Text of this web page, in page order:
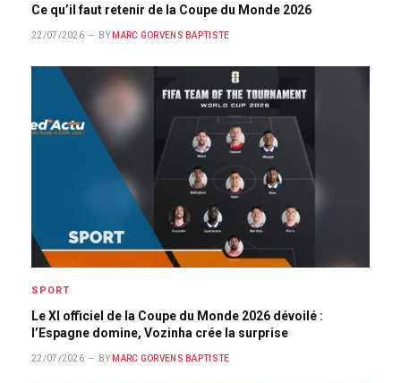
Ce qu’il faut retenir de la Coupe du Monde 2026
22/07/2026 BY MARC GORVENS BAPTISTE
SPORT
Le XI officiel de la Coupe du Monde 2026 dévoilé :
l’Espagne domine, Vozinha crée la surprise
22/07/2026 BY MARC GORVENS BAPTISTE